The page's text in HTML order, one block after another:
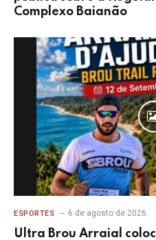
Complexo Baianão
ESPORTES 6 de agosto de 2026
Ultra Brou Arraial